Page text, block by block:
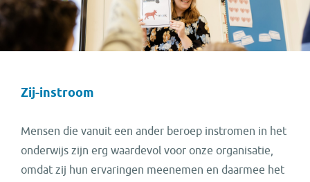
Zij-instroom
Mensen die vanuit een ander beroep instromen in het
onderwijs zijn erg waardevol voor onze organisatie,
omdat zij hun ervaringen meenemen en daarmee het